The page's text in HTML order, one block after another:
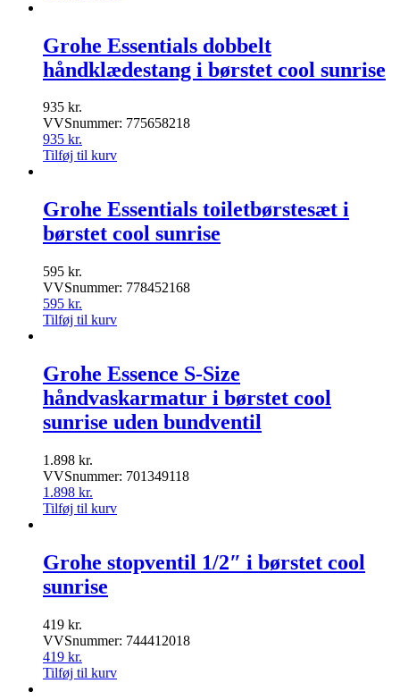
Grohe Essentials dobbelt
håndklædestang i børstet cool sunrise
935 kr.
VVSnummer: 775658218
935 kr.
Tilføj til kurv
Grohe Essentials toiletbørstesæt i
børstet cool sunrise
595 kr.
VVSnummer: 778452168
595 kr.
Tilføj til kurv
Grohe Essence S-Size
håndvaskarmatur i børstet cool
sunrise uden bundventil
1.898 kr.
VVSnummer: 701349118
1.898 kr.
Tilføj til kurv
Grohe stopventil 1/2″ i børstet cool
sunrise
419 kr.
VVSnummer: 744412018
419 kr.
Tilføj til kurv